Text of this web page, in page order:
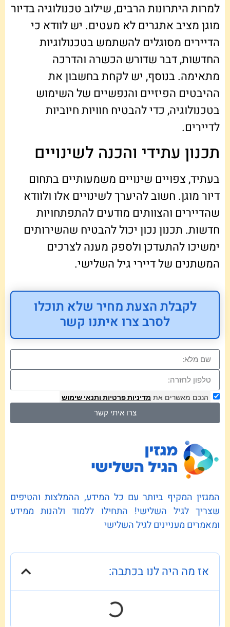
למרות היתרונות הרבים, שילוב טכנולוגיה בדיור
מוגן מציב אתגרים לא מעטים. יש לוודא כי
הדיירים מסוגלים להשתמש בטכנולוגיות
החדשות, דבר שדורש הכשרה והדרכה
מתאימה. בנוסף, יש לקחת בחשבון את
ההיבטים הפיזיים והנפשיים של השימוש
בטכנולוגיה, כדי להבטיח חוויות חיוביות
לדיירים.
תכנון עתידי והכנה לשינויים
בעתיד, צפויים שינויים משמעותיים בתחום
דיור מוגן. חשוב להיערך לשינויים אלו ולוודא
שהדיירים והצוותים מודעים להתפתחויות
חדשות. תכנון נכון יכול להבטיח שהשירותים
ימשיכו להתעדכן ולספק מענה לצרכים
המשתנים של דיירי גיל השלישי.
לקבלת הצעת מחיר שלא תוכלו
לסרב צרו איתנו קשר
הנכם מאשרים את מדיניות פרטיות ותנאי שימוש
צרו איתי קשר
המגזין המקיף ביותר עם כל המידע, ההמלצות והטיפים
שצריך לגיל השלישי! התחילו ללמוד ולהנות ממידע
ומאמרים מעניינים לגיל השלישי
אז מה היה לנו בכתבה: